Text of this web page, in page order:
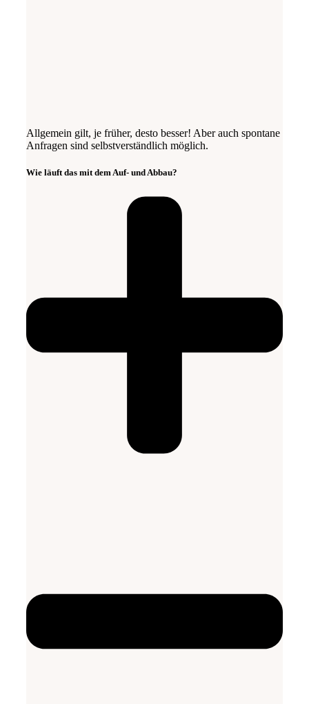
Allgemein gilt, je früher, desto besser! Aber auch spontane
Anfragen sind selbstverständlich möglich.
Wie läuft das mit dem Auf- und Abbau?